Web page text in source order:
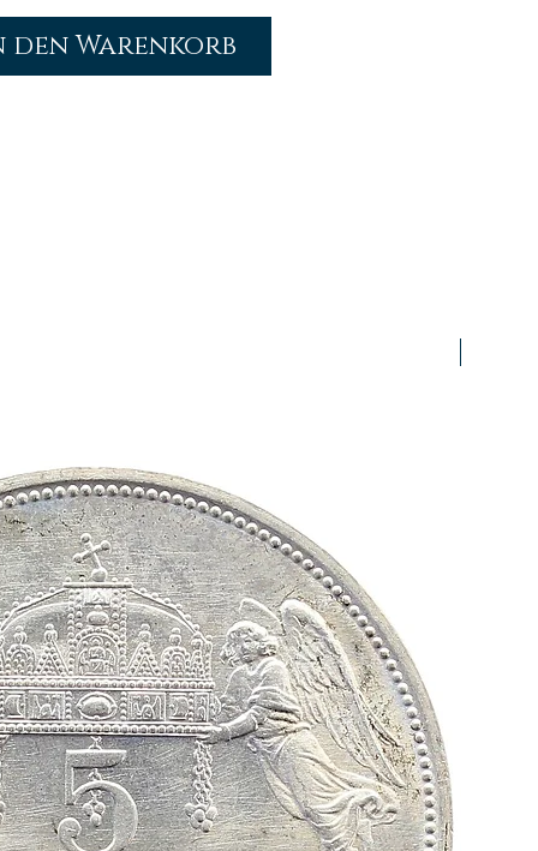
den Warenkorb